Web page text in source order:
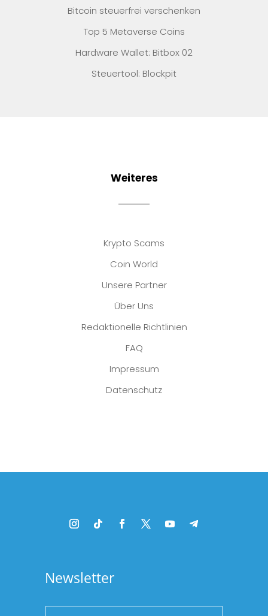
Bitcoin steuerfrei verschenken
Top 5 Metaverse Coins
Hardware Wallet: Bitbox 02
Steuertool: Blockpit
Weiteres
Krypto Scams
Coin World
Unsere Partner
Über Uns
Redaktionelle Richtlinien
FAQ
Impressum
Datenschutz
Newsletter